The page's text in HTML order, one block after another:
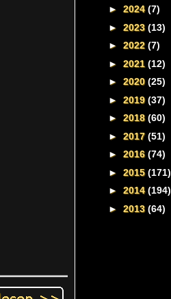
► 2024(7)
► 2023(13)
► 2022 (7)
► 2021 (12)
► 2020(25)
► 2019(37)
► 2018(60)
► 2017(51)
► 2016(74)
► 2015(171)
► 2014(194)
► 2013(64)